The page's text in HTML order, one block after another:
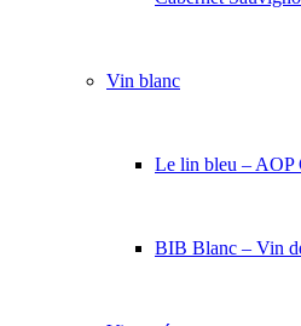
Vin blanc
Le lin bleu – AOP
BIB Blanc – Vin